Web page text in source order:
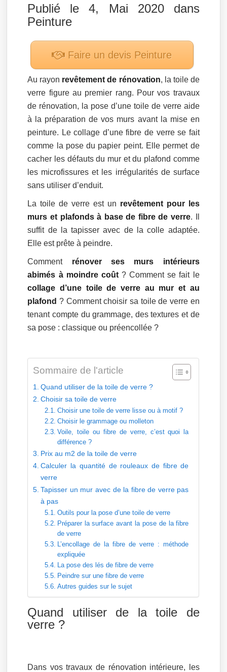
Publié le 4, Mai 2020 dans
Peinture
Faire un devis Peinture
Au rayon revêtement de rénovation, la toile de
verre figure au premier rang. Pour vos travaux
de rénovation, la pose d’une toile de verre aide
à la préparation de vos murs avant la mise en
peinture. Le collage d’une fibre de verre se fait
comme la pose du papier peint. Elle permet de
cacher les défauts du mur et du plafond comme
les microfissures et les irrégularités de surface
sans utiliser d’enduit.
La toile de verre est un revêtement pour les
murs et plafonds à base de fibre de verre. Il
suffit de la tapisser avec de la colle adaptée.
Elle est prête à peindre.
Comment rénover ses murs intérieurs
abimés à moindre coût? Comment se fait le
collage d’une toile de verre au mur et au
plafond ? Comment choisir sa toile de verre en
tenant compte du grammage, des textures et de
sa pose : classique ou préencollée ?
Sommaire de l'article
Quand utiliser de la toile de verre ?
Choisir sa toile de verre
Choisir une toile de verre lisse ou à motif ?
Choisir le grammage ou molleton
Voile, toile ou fibre de verre, c’est quoi la
différence ?
Prix au m2 de la toile de verre
Calculer la quantité de rouleaux de fibre de
verre
Tapisser un mur avec de la fibre de verre pas
à pas
Outils pour la pose d’une toile de verre
Préparer la surface avant la pose de la fibre
de verre
L’encollage de la fibre de verre : méthode
expliquée
La pose des lés de fibre de verre
Peindre sur une fibre de verre
Autres guides sur le sujet
Quand utiliser de la toile de
verre ?
Dans vos travaux de rénovation intérieure, les